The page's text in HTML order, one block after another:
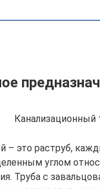
Канализационный
– это раструб,
углом
Труба с